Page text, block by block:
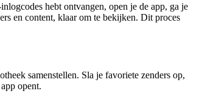
hebt ontvangen, open je de app, ga je
en content, klaar om te bekijken. Dit proces
samenstellen. Sla je favoriete zenders op,
opent.